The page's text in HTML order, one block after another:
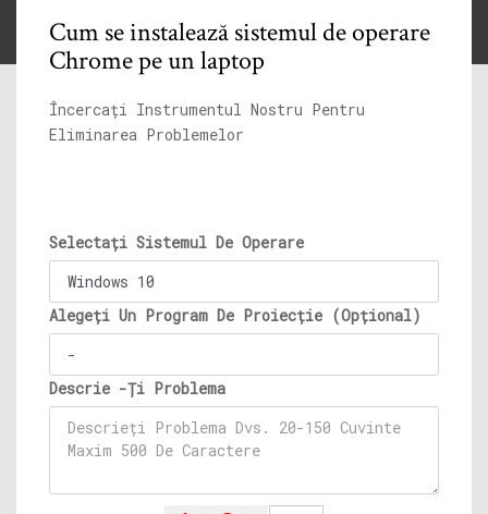
Cum se instalează sistemul de operare
Chrome pe un laptop
Încercați Instrumentul Nostru Pentru
Eliminarea Problemelor
Selectați Sistemul De Operare
Alegeți Un Program De Proiecție (Opțional)
Descrie -Ți Problema